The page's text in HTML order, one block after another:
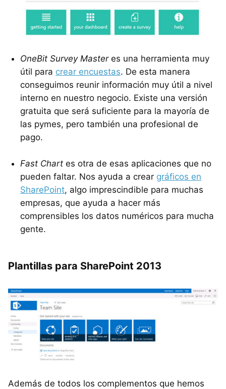
OneBit Survey Masteres una herramienta muy
útil para crear encuestas. De esta manera
conseguimos reunir información muy útil a nivel
interno en nuestro negocio. Existe una versión
gratuita que será suficiente para la mayoría de
las pymes, pero también una profesional de
pago.
Fast Chart es otra de esas aplicaciones que no
pueden faltar. Nos ayuda a crear gráficos en
SharePoint, algo imprescindible para muchas
empresas, que ayuda a hacer más
comprensibles los datos numéricos para mucha
gente.
Plantillas para SharePoint 2013
Además de todos los complementos que hemos